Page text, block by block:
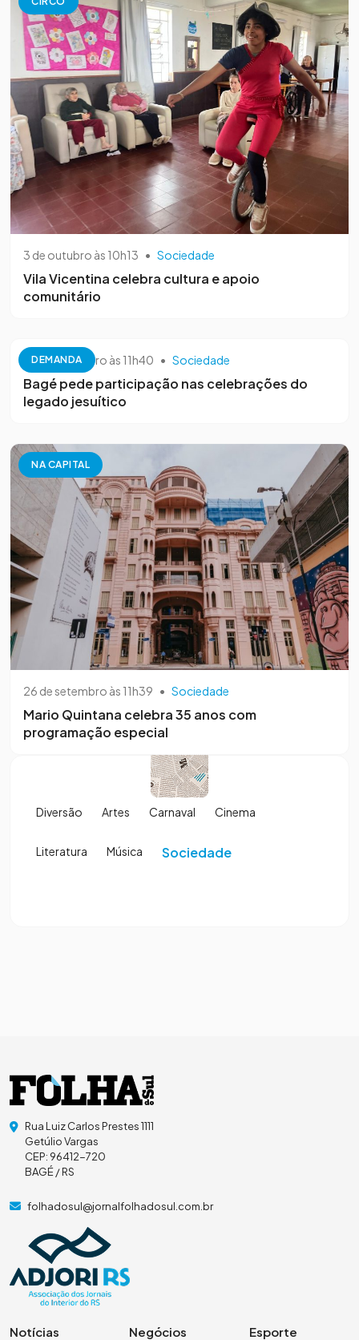
3 de outubro às 10h13 • Sociedade
Vila Vicentina celebra cultura e apoio
comunitário
DEMANDA
26 de setembro às 11h40 • Sociedade
Bagé pede participação nas celebrações do
legado jesuítico
NA CAPITAL
26 de setembro às 11h39 • Sociedade
Mario Quintana celebra 35 anos com
programação especial
Diversão Artes Carnaval Cinema
Literatura Música Sociedade
Rua Luiz Carlos Prestes 1111
Getúlio Vargas
CEP: 96412-720
BAGÉ / RS
folhadosul@jornalfolhadosul.com.br
Notícias Negócios Esporte